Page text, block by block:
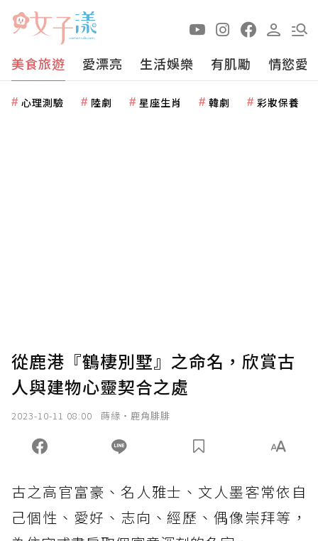
美食旅遊 愛漂亮 生活娛樂 有肌勵 情慾愛
心理測驗 陸劇 星座生肖 韓劇 彩妝保養
從鹿港『鶴棲別墅』之命名，欣賞古
人與建物心靈契合之處
2023-10-11 08:00 蒔緣‧鹿角腓腓
古之高官富豪、名人雅士、文人墨客常依自
己個性、愛好、志向、經歷、偶像崇拜等，